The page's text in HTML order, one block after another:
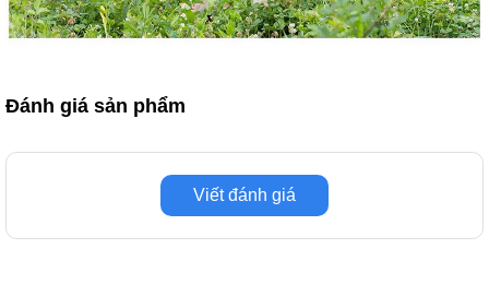
Đánh giá sản phẩm
Viết đánh giá